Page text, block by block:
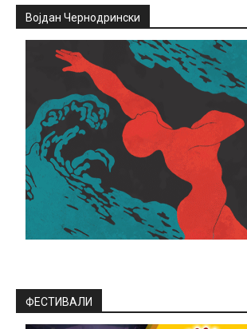
Војдан Чернодрински
ФЕСТИВАЛИ